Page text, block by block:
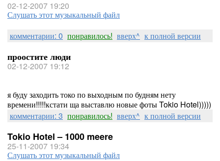
02-12-2007 19:20
Слушать этот музыкальный файл
комментарии: 0 понравилось! вверх^ к полной версии
проостите люди
02-12-2007 19:12
я буду заходить токо по выходным по будням нету
времени!!!!!кстати ща выставлю новые фоты Tokio Hotel)))))
комментарии: 3 понравилось! вверх^ к полной версии
Tokio Hotel – 1000 meere
25-11-2007 19:34
Слушать этот музыкальный файл